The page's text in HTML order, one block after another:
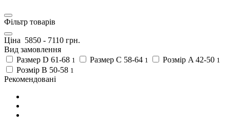
Фільтр товарів
Ціна 5850 - 7110 грн.
Вид замовлення
Размер D 61-68 1 Размер С 58-64 1 Розмір A 42-50 1
Розмір B 50-58 1
Рекомендовані